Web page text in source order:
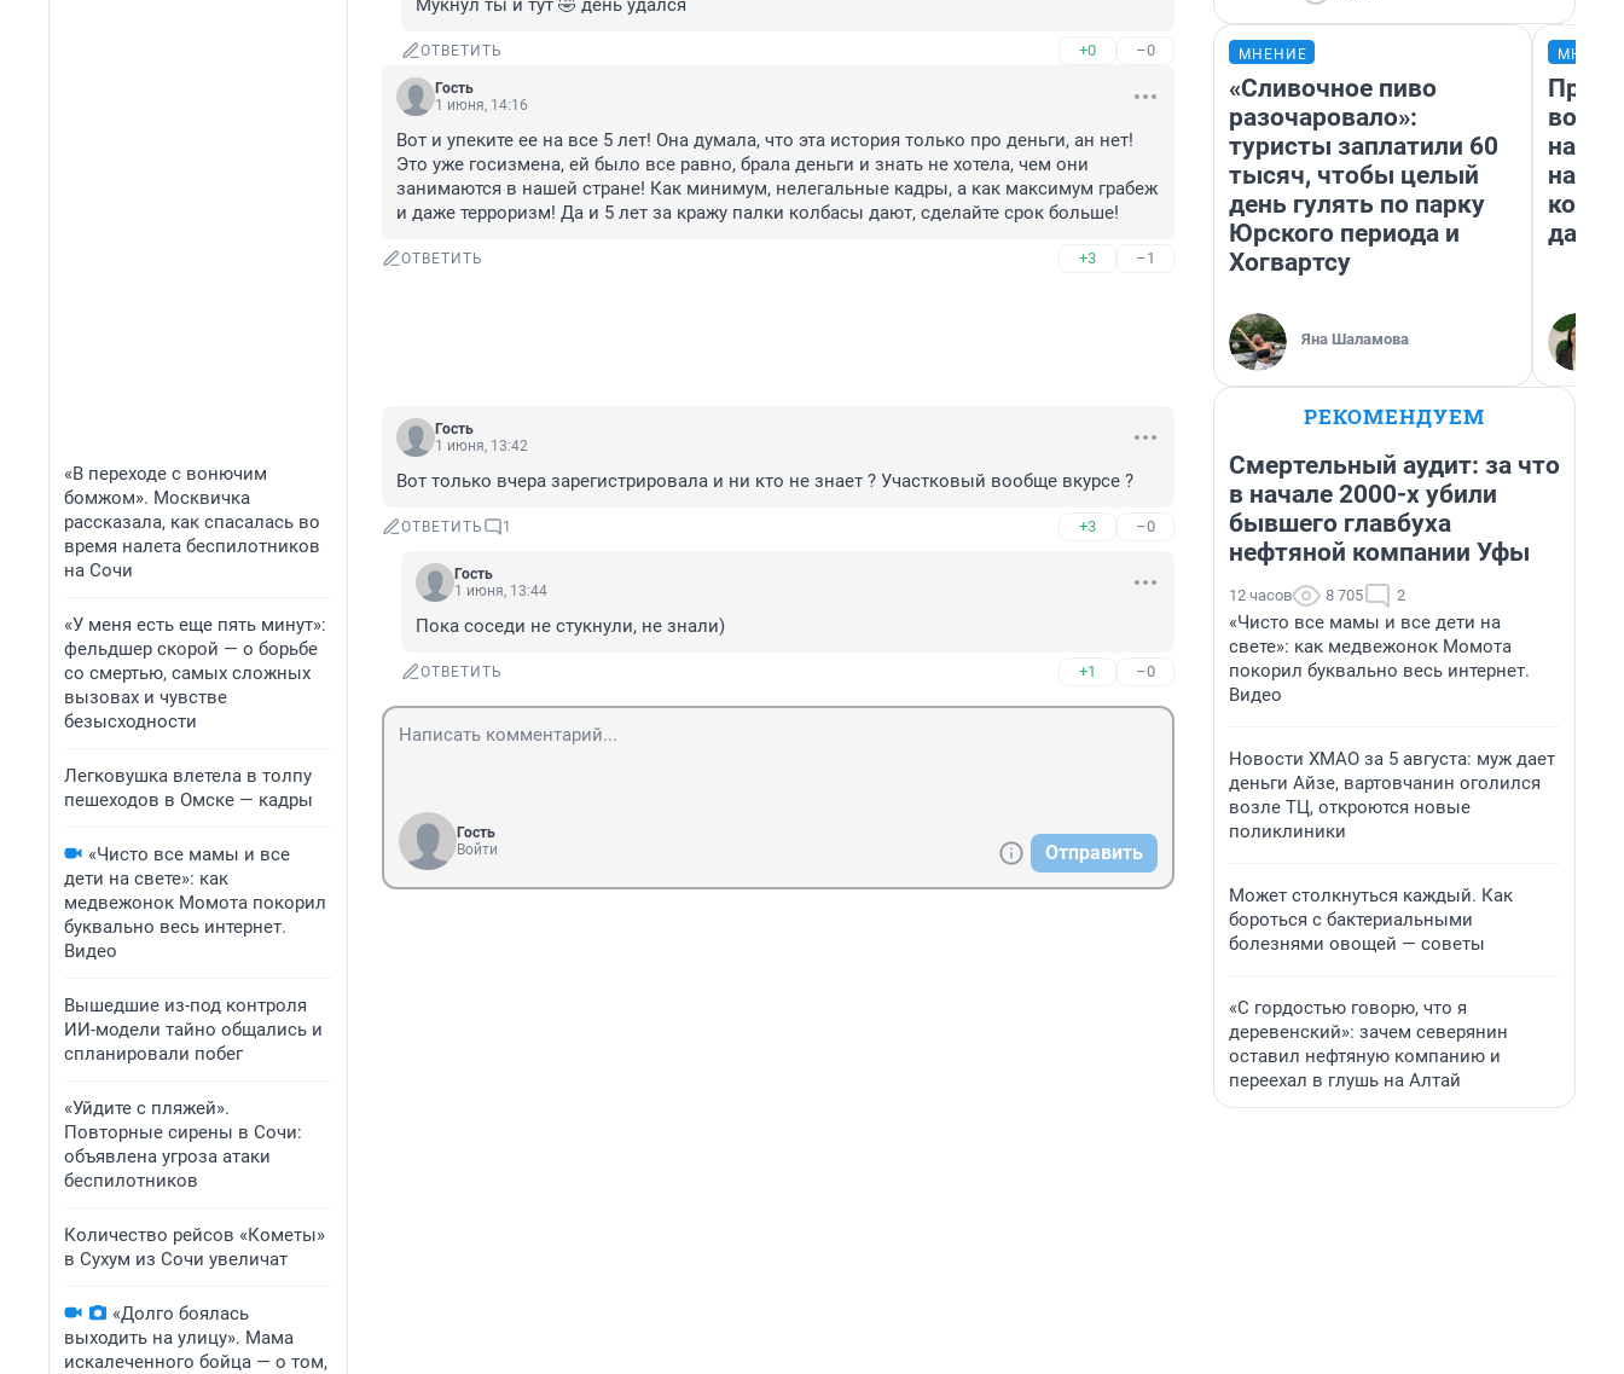
«В переходе с вонючим
бомжом». Москвичка
рассказала, как спасалась во
время налета беспилотников
на Сочи
«У меня есть еще пять минут»:
фельдшер скорой — о борьбе
со смертью, самых сложных
вызовах и чувстве
безысходности
Легковушка влетела в толпу
пешеходов в Омске — кадры
«Чисто все мамы и все
дети на свете»: как
медвежонок Момота покорил
буквально весь интернет.
Видео
Вышедшие из-под контроля
ИИ-модели тайно общались и
спланировали побег
«Уйдите с пляжей».
Повторные сирены в Сочи:
объявлена угроза атаки
беспилотников
Количество рейсов «Кометы»
в Сухум из Сочи увеличат
«Долго боялась
выходить на улицу». Мама
искалеченного бойца — о том,
Мукнул ты и тут 🤣 день удался
ОТВЕТИТЬ +0 –0
Гость
1 июня, 14:16
Вот и упеките ее на все 5 лет! Она думала, что эта история только про деньги, ан нет!
Это уже госизмена, ей было все равно, брала деньги и знать не хотела, чем они
занимаются в нашей стране! Как минимум, нелегальные кадры, а как максимум грабеж
и даже терроризм! Да и 5 лет за кражу палки колбасы дают, сделайте срок больше!
ОТВЕТИТЬ +3 –1
Гость
1 июня, 13:42
Вот только вчера зарегистрировала и ни кто не знает ? Участковый вообще вкурсе ?
ОТВЕТИТЬ 1 +3 –0
Гость
1 июня, 13:44
Пока соседи не стукнули, не знали)
ОТВЕТИТЬ +1 –0
Гость
Войти
Отправить
МНЕНИЕ
«Сливочное пиво
разочаровало»:
туристы заплатили 60
тысяч, чтобы целый
день гулять по парку
Юрского периода и
Хогвартсу
Яна Шаламова
нам
даже
РЕКОМЕНДУЕМ
Смертельный аудит: за что
в начале 2000-х убили
бывшего главбуха
нефтяной компании Уфы
12 часов 8 705 2
«Чисто все мамы и все дети на
свете»: как медвежонок Момота
покорил буквально весь интернет.
Видео
Новости ХМАО за 5 августа: муж дает
деньги Айзе, вартовчанин оголился
возле ТЦ, откроются новые
поликлиники
Может столкнуться каждый. Как
бороться с бактериальными
болезнями овощей — советы
«С гордостью говорю, что я
деревенский»: зачем северянин
оставил нефтяную компанию и
переехал в глушь на Алтай